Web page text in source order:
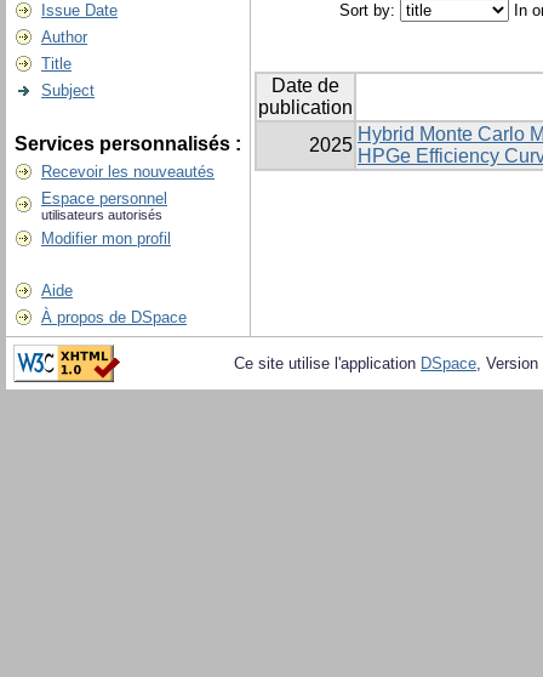
Issue Date
Author
Title
Subject
Services personnalisés :
Recevoir les nouveautés
Espace personnel
utilisateurs autorisés
Modifier mon profil
Aide
À propos de DSpace
Sort by: In
Date de
publication
2025
Hybrid Monte Carlo
HPGe Efficiency
Ce site utilise l'application DSpace,